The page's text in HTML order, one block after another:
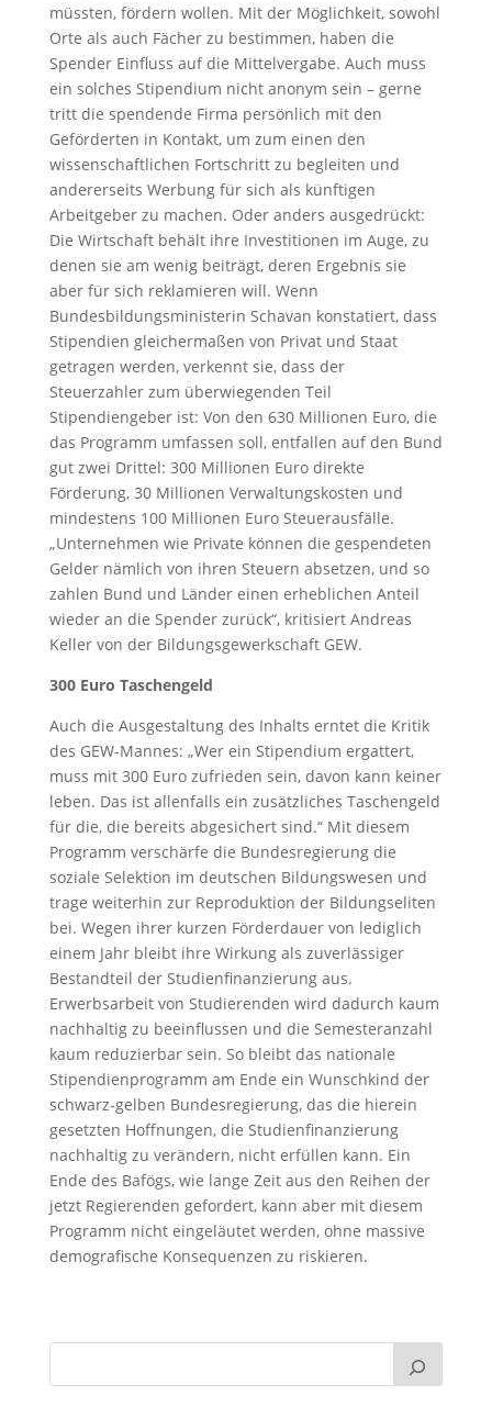
müssten, fördern wollen. Mit der Möglichkeit, sowohl
Orte als auch Fächer zu bestimmen, haben die
Spender Einfluss auf die Mittelvergabe. Auch muss
ein solches Stipendium nicht anonym sein – gerne
tritt die spendende Firma persönlich mit den
Geförderten in Kontakt, um zum einen den
wissenschaftlichen Fortschritt zu begleiten und
andererseits Werbung für sich als künftigen
Arbeitgeber zu machen. Oder anders ausgedrückt:
Die Wirtschaft behält ihre Investitionen im Auge, zu
denen sie am wenig beiträgt, deren Ergebnis sie
aber für sich reklamieren will. Wenn
Bundesbildungsministerin Schavan konstatiert, dass
Stipendien gleichermaßen von Privat und Staat
getragen werden, verkennt sie, dass der
Steuerzahler zum überwiegenden Teil
Stipendiengeber ist: Von den 630 Millionen Euro, die
das Programm umfassen soll, entfallen auf den Bund
gut zwei Drittel: 300 Millionen Euro direkte
Förderung, 30 Millionen Verwaltungskosten und
mindestens 100 Millionen Euro Steuerausfälle.
„Unternehmen wie Private können die gespendeten
Gelder nämlich von ihren Steuern absetzen, und so
zahlen Bund und Länder einen erheblichen Anteil
wieder an die Spender zurück“, kritisiert Andreas
Keller von der Bildungsgewerkschaft GEW.
300 Euro Taschengeld
Auch die Ausgestaltung des Inhalts erntet die Kritik
des GEW-Mannes: „Wer ein Stipendium ergattert,
muss mit 300 Euro zufrieden sein, davon kann keiner
leben. Das ist allenfalls ein zusätzliches Taschengeld
für die, die bereits abgesichert sind.“ Mit diesem
Programm verschärfe die Bundesregierung die
soziale Selektion im deutschen Bildungswesen und
trage weiterhin zur Reproduktion der Bildungseliten
bei. Wegen ihrer kurzen Förderdauer von lediglich
einem Jahr bleibt ihre Wirkung als zuverlässiger
Bestandteil der Studienfinanzierung aus.
Erwerbsarbeit von Studierenden wird dadurch kaum
nachhaltig zu beeinflussen und die Semesteranzahl
kaum reduzierbar sein. So bleibt das nationale
Stipendienprogramm am Ende ein Wunschkind der
schwarz-gelben Bundesregierung, das die hierein
gesetzten Hoffnungen, die Studienfinanzierung
nachhaltig zu verändern, nicht erfüllen kann. Ein
Ende des Bafögs, wie lange Zeit aus den Reihen der
jetzt Regierenden gefordert, kann aber mit diesem
Programm nicht eingeläutet werden, ohne massive
demografische Konsequenzen zu riskieren.